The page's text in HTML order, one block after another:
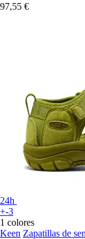
97,55 €
24h
+-3
1 colores
Keen Zapatillas de